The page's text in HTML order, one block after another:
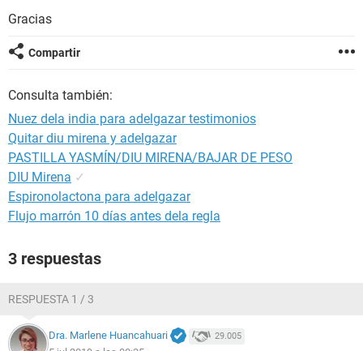
GLOSARIO
Gracias
Compartir
Consulta también:
Nuez dela india para adelgazar testimonios
Quitar diu mirena y adelgazar
PASTILLA YASMÍN/DIU MIRENA/BAJAR DE PESO
DIU Mirena ✓
Espironolactona para adelgazar
Flujo marrón 10 días antes dela regla
3 respuestas
RESPUESTA 1 / 3
Dra. Marlene Huancahuari 29.005